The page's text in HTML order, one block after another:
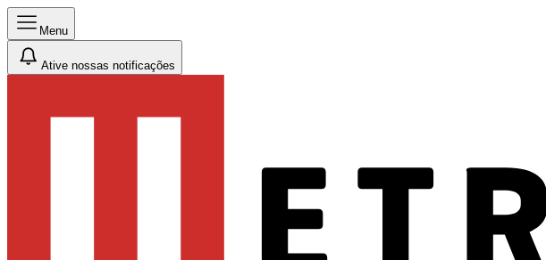
Menu
Ative nossas notificações